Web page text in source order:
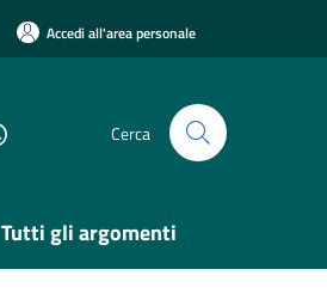
Accedi all'area personale
Cerca
Tutti gli argomenti